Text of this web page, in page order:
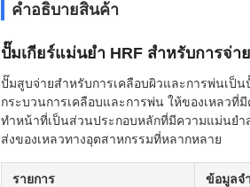
คําอธิบายสินค้า
ปั๊มเกียร์แม่นยำ HRF สำหรับการจ่า
ปั๊มสูบจ่ายสำหรับการเคลือบผิวและการพ่นเป็
กระบวนการเคลือบและการพ่น ให้ของเหลว
ทำหน้าที่เป็นส่วนประกอบหลักที่มีความแม่นยำ
ส่งของเหลวทางอุตสาหกรรมที่หลากหลาย
รายการ ข้อมูลจ